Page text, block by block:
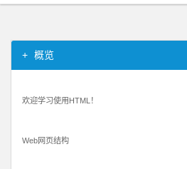
概览
欢迎学习使用HTML！
Web网页结构